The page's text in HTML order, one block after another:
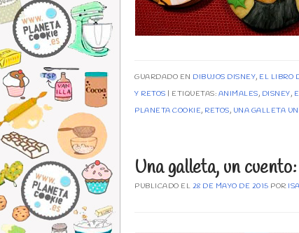
GUARDADO EN DIBUJOS DISNEY, EL LIBRO
Y RETOS
ETIQUETAS: ANIMALES, DISNEY,
PLANETA COOKIE, RETOS, UNA GALLETA
Una galleta, un
PUBLICADO EL 28 DE MAYO DE 2015 POR ISA